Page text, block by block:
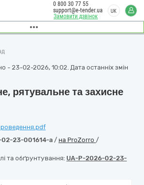
Замовити дзвінок
0 800 30 77 55
support@e-tender.ua
UK
- 23-02-2026, 10:02. Дата останніх змін
рятувальне та захисне
23-001614-a / на ProZorro /
та обґрунтування: UA-P-2026-02-23-